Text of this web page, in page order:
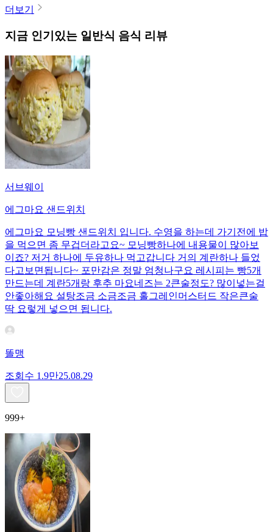
더보기
지금 인기있는 일반식 음식 리뷰
서브웨이
에그마요 샌드위치
에그마요 모닝빵 샌드위치 입니다. 수영을 하는데 가기전에 밥
을 먹으면 좀 무겁더라고요~ 모닝빵하나에 내용물이 많아보
이죠? 저거 하나에 두유하나 먹고갑니다 거의 계란하나 들었
다고보면됩니다~ 포만감은 정말 엄청나구요 레시피는 빵5개
만드는데 계란5개랑 후추 마요네즈는 2큰술정도? 많이넣는걸
안좋아해요 설탕조금 소금조금 홀그레인머스터드 작은큰술
딱 요렇게 넣으면 됩니다.
똘맹
조회수 1.9만25.08.29
999+